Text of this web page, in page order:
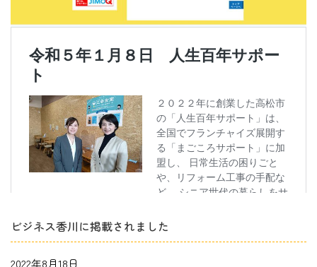
ビジネス香川に掲載されました
2022年8月18日